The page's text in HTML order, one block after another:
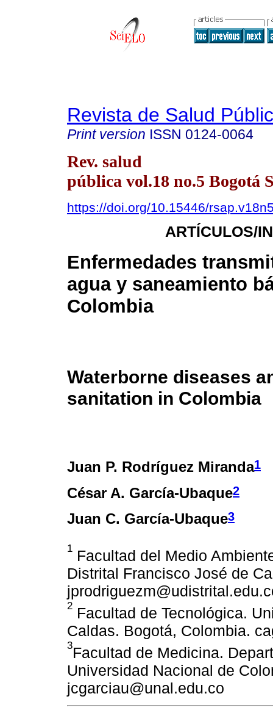
Revista de Salud
Print version ISSN 0124-0064
Rev. salud
pública vol.18 no.5 Bogotá
https://doi.org/10.15446/
ARTÍCULOS/
Enfermedades
agua y saneamiento
Colombia
Waterborne diseases
sanitation in Colombia
Juan P. Rodríguez Miranda1
César A. García-Ubaque2
Juan C. García-Ubaque3
1 Facultad del Medio
Distrital Francisco José de
2 Facultad de Tecnológica.
Caldas. Bogotá, Colombia.
3Facultad de Medicina.
Universidad Nacional de
jcgarciau@unal.edu.co